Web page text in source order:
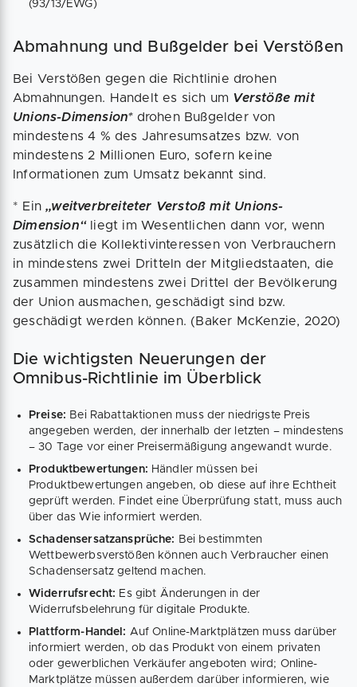
(93/13/EWG)
Abmahnung und Bußgelder bei Verstößen
Bei Verstößen gegen die Richtlinie drohen
Abmahnungen. Handelt es sich um Verstöße mit
Unions-Dimension*drohen Bußgelder von
mindestens 4 % des Jahresumsatzes bzw. von
mindestens 2 Millionen Euro, sofern keine
Informationen zum Umsatz bekannt sind.
* Ein„weitverbreiteter Verstoß mit Unions-
Dimension“liegt im Wesentlichen dann vor, wenn
zusätzlich die Kollektivinteressen von Verbrauchern
in mindestens zwei Dritteln der Mitgliedstaaten, die
zusammen mindestens zwei Drittel der Bevölkerung
der Union ausmachen, geschädigt sind bzw.
geschädigt werden können. (Baker McKenzie, 2020)
Die wichtigsten Neuerungen der
Omnibus-Richtlinie im Überblick
Preise: Bei Rabattaktionen muss der niedrigste Preis
angegeben werden, der innerhalb der letzten – mindestens
– 30 Tage vor einer Preisermäßigung angewandt wurde.
Produktbewertungen: Händler müssen bei
Produktbewertungen angeben, ob diese auf ihre Echtheit
geprüft werden. Findet eine Überprüfung statt, muss auch
über das Wie informiert werden.
Schadensersatzansprüche: Bei bestimmten
Wettbewerbsverstößen können auch Verbraucher einen
Schadensersatz geltend machen.
Widerrufsrecht: Es gibt Änderungen in der
Widerrufsbelehrung für digitale Produkte.
Plattform-Handel: Auf Online-Marktplätzen muss darüber
informiert werden, ob das Produkt von einem privaten
oder gewerblichen Verkäufer angeboten wird; Online-
Marktplätze müssen außerdem darüber informieren, wie